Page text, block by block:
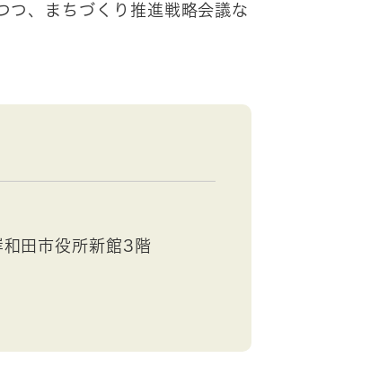
、まちづくり推進戦略会議な
田市役所新館3階